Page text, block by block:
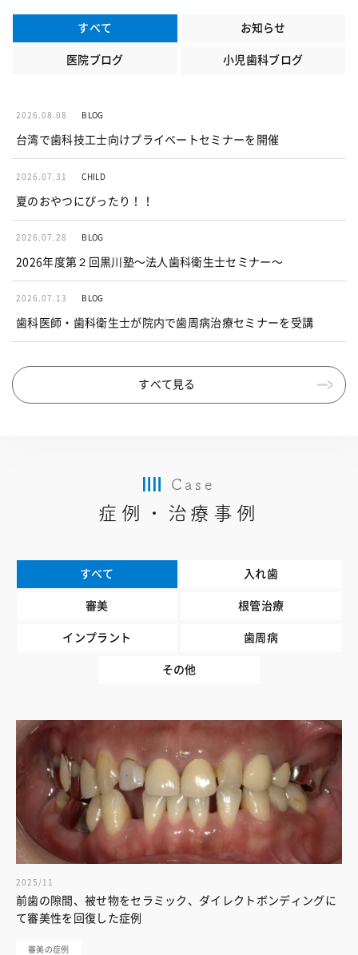
すべて お知らせ
医院ブログ 小児歯科ブログ
2026.08.08 BLOG
台湾で歯科技工士向けプライベートセミナーを開催
2026.07.31 CHILD
夏のおやつにぴったり！！
2026.07.28 BLOG
2026年度第２回黒川塾〜法人歯科衛生士セミナー〜
2026.07.13 BLOG
歯科医師・歯科衛生士が院内で歯周病治療セミナーを受講
すべて見る
Case
症例・治療事例
すべて 入れ歯
審美 根管治療
インプラント 歯周病
その他
2025/11
前歯の隙間、被せ物をセラミック、ダイレクトボンディングに
て審美性を回復した症例
審美の症例